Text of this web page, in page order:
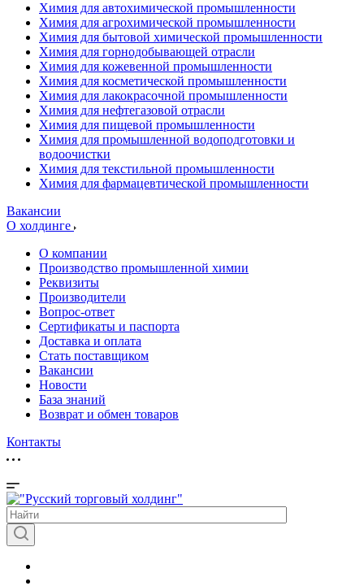
Химия для автохимической промышленности
Химия для агрохимической промышленности
Химия для бытовой химической промышленности
Химия для горнодобывающей отрасли
Химия для кожевенной промышленности
Химия для косметической промышленности
Химия для лакокрасочной промышленности
Химия для нефтегазовой отрасли
Химия для пищевой промышленности
Химия для промышленной водоподготовки и
водоочистки
Химия для текстильной промышленности
Химия для фармацевтической промышленности
Вакансии
О холдинге
О компании
Производство промышленной химии
Реквизиты
Производители
Вопрос-ответ
Сертификаты и паспорта
Доставка и оплата
Стать поставщиком
Вакансии
Новости
База знаний
Возврат и обмен товаров
Контакты